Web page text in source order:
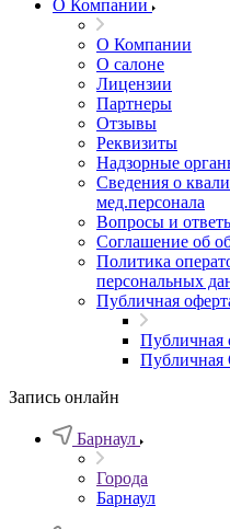
О Компании
О Компании
О салоне
Лицензии
Партнеры
Отзывы
Реквизиты
Надзорные
Сведения о
мед.персонала
Вопросы и
Соглашение об
Политика
персональных
Публичная
Публичная
Публичная
Запись онлайн
Барнаул
Города
Барнаул